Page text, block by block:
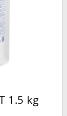
1.5 kg